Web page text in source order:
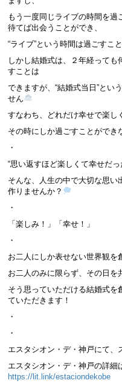
もう一度同じライブの時間を
待てば出会うことができ、
“ライブ”という時間は過ごすこ
しかし結婚式は、２年経って
すことは
できますが、“結婚式当日”とい
せん
すなわち、どれだけ幸せで楽し
その時にしか過ごすことができ
・
“思い返すほど楽しくて幸せだっ
そんな、人生の中で大切な思
作りませんか？
・
「楽しみ！」「幸せ！」
・
お二人にしか表せない世界観
お二人のみに限らず、その日を
そう思っていただける結婚式
ていただきます！
・
・
エスタシオン・デ・神戸にて、
エスタシオン・デ・神戸の詳細
https://lit.link/estaciondekobe